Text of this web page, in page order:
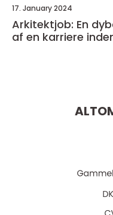
17. January 2024
Arkitektjob: En
af en karriere